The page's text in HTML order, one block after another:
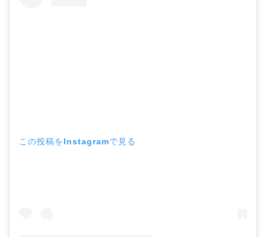
この投稿をInstagramで見る